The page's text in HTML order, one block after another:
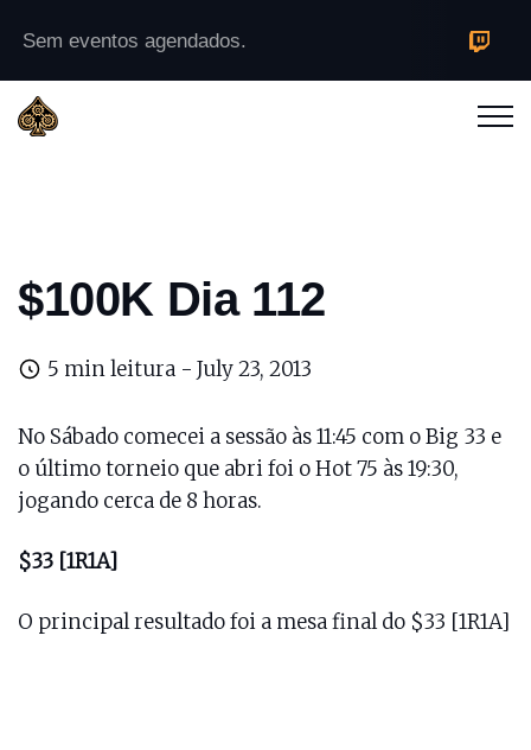
Sem eventos agendados.
$100K Dia 112
5 min leitura - July 23, 2013
No Sábado comecei a sessão às 11:45 com o Big 33 e
o último torneio que abri foi o Hot 75 às 19:30,
jogando cerca de 8 horas.
$33 [1R1A]
O principal resultado foi a mesa final do $33 [1R1A]